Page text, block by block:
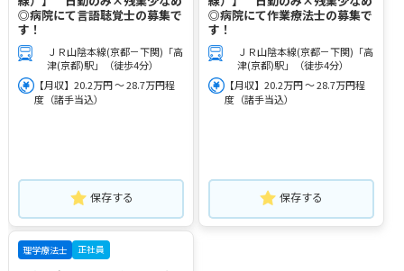
◎病院にて言語聴覚士の募集で
す！
ＪＲ山陰本線(京都－下関)「高
津(京都)駅」（徒歩4分）
【月収】20.2万円 ～ 28.7万円程
度（諸手当込）
保存する
◎病院にて作業療法士の募集で
す！
ＪＲ山陰本線(京都－下関)「高
津(京都)駅」（徒歩4分）
【月収】20.2万円 ～ 28.7万円程
度（諸手当込）
保存する
理学療法士 正社員